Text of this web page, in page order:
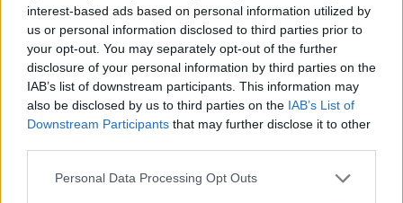
interest-based ads based on personal information utilized by
us or personal information disclosed to third parties prior to
your opt-out. You may separately opt-out of the further
disclosure of your personal information by third parties on the
IAB’s list of downstream participants. This information may
also be disclosed by us to third parties on the IAB’s List of
Downstream Participants that may further disclose it to other
Please note that this website/app uses one or more Google
Personal Data Processing Opt Outs